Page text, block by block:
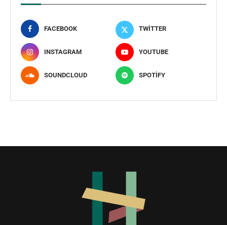
FACEBOOK TWITTER
INSTAGRAM YOUTUBE
SOUNDCLOUD SPOTIFY